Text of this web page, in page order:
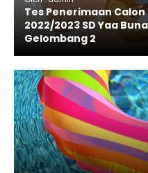
Tes Penerimaan
2022/2023 SD Yaa
Gelombang 2